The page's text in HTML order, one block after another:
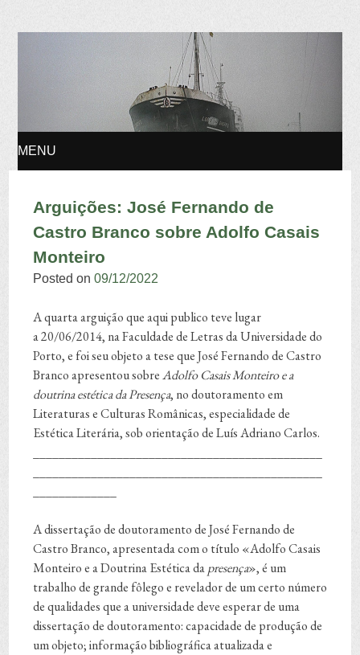
Osvaldo Manuel
Silvestre
MENU
Arguições: José Fernando de
Castro Branco sobre Adolfo Casais
Monteiro
Posted on09/12/2022
A quarta arguição que aqui publico teve lugar
a 20/06/2014, na Faculdade de Letras da Universidade do
Porto, e foi seu objeto a tese que José Fernando de Castro
Branco apresentou sobreAdolfo Casais Monteiro e a
doutrina estética da Presença, no doutoramento em
Literaturas e Culturas Românicas, especialidade de
Estética Literária, sob orientação de Luís Adriano Carlos.
A dissertação de doutoramento de José Fernando de
Castro Branco, apresentada com o título «Adolfo Casais
Monteiro e a Doutrina Estética dapresença», é um
trabalho de grande fôlego e revelador de um certo número
de qualidades que a universidade deve esperar de uma
dissertação de doutoramento: capacidade de produção de
um objeto; informação bibliográfica atualizada e